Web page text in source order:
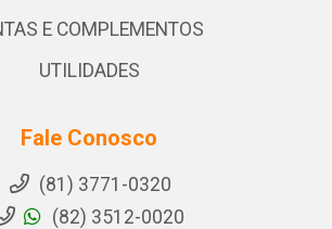
E COMPLEMENTOS
UTILIDADES
Fale Conosco
(81) 3771-0320
(82) 3512-0020